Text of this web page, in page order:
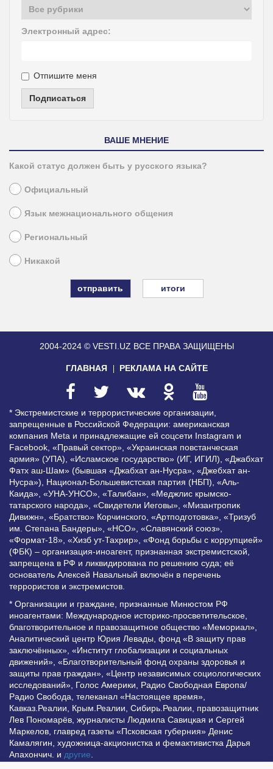
Электронный адрес:
Отпишите меня
Подписаться
ВАШЕ МНЕНИЕ
Какой статус должен быть у русского языка?
Официальный
Язык межнационального общения
Региональный
Никакой
итоги
2004-2024 © VESTI.UZ ВСЕ ПРАВА ЗАЩИЩЕНЫ
ГЛАВНАЯ РЕКЛАМА НА САЙТЕ
* Экстремистские и террористические организации,
запрещенные в Российской Федерации: американская
компания Meta и принадлежащие ей соцсети Instagram и
Facebook, «Правый сектор», «Украинская повстанческая
армия» (УПА), «Исламское государство» (ИГ, ИГИЛ), «Джабхат
Фатх аш-Шам» (бывшая «Джабхат ан-Нусра», «Джебхат ан-
Нусра»), Национал-Большевистская партия (НБП), «Аль-
Каида», «УНА-УНСО», «Талибан», «Меджлис крымско-
татарского народа», «Свидетели Иеговы», «Мизантропик
Дивижн», «Братство» Корчинского, «Артподготовка», «Тризуб
им. Степана Бандеры», «НСО», «Славянский союз»,
«Формат-18», «Хизб ут-Тахрир», «Фонд борьбы с коррупцией»
(ФБК) – организация-иноагент, признанная экстремистской,
запрещена в РФ и ликвидирована по решению суда; её
основатель Алексей Навальный включён в перечень
террористов и экстремистов.
* Организации и граждане, признанные Минюстом РФ
иноагентами: Международное историко-просветительское,
благотворительное и правозащитное общество «Мемориал»,
Аналитический центр Юрия Левады, фонд «В защиту прав
заключённых», «Институт глобализации и социальных
движений», «Благотворительный фонд охраны здоровья и
защиты прав граждан», «Центр независимых социологических
исследований», Голос Америки, Радио Свободная Европа/
Радио Свобода, телеканал «Настоящее время»,
Кавказ.Реалии, Крым.Реалии, Сибирь.Реалии, правозащитник
Лев Пономарёв, журналисты Людмила Савицкая и Сергей
Маркелов, главред газеты «Псковская губерния» Денис
Камалягин, художница-акционистка и фемактивистка Дарья
Апахончич. и другие